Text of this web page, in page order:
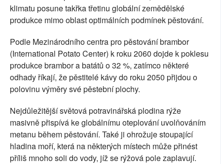
klimatu posune takřka třetinu globální zemědělské
produkce mimo oblast optimálních podmínek pěstování.
Podle Mezinárodního centra pro pěstování brambor
(International Potato Center) k roku 2060 dojde k poklesu
produkce brambor a batátů o 32 %, zatímco některé
odhady říkají, že pěstitelé kávy do roku 2050 přijdou o
polovinu výměry své pěstební plochy.
Nejdůležitější světová potravinářská plodina rýže
masivně přispívá ke globálnímu oteplování uvolňováním
metanu během pěstování. Také ji ohrožuje stoupající
hladina moří, která na některých místech může přinést
příliš mnoho soli do vody, jíž se rýžová pole zaplavují.